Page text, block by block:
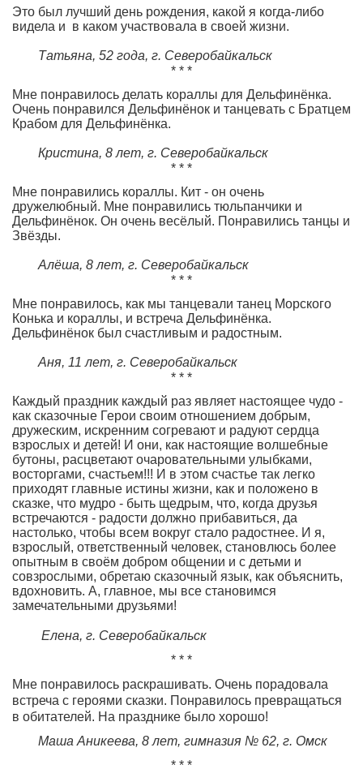
Это был лучший день рождения, какой я когда-либо
видела и в каком участвовала в своей жизни.
Татьяна, 52 года, г. Северобайкальск
* * *
Мне понравилось делать кораллы для Дельфинёнка.
Очень понравился Дельфинёнок и танцевать с Братцем
Крабом для Дельфинёнка.
Кристина, 8 лет, г. Северобайкальск
* * *
Мне понравились кораллы. Кит - он очень
дружелюбный. Мне понравились тюльпанчики и
Дельфинёнок. Он очень весёлый. Понравились танцы и
Звёзды.
Алёша, 8 лет, г. Северобайкальск
* * *
Мне понравилось, как мы танцевали танец Морского
Конька и кораллы, и встреча Дельфинёнка.
Дельфинёнок был счастливым и радостным.
Аня, 11 лет, г. Северобайкальск
* * *
Каждый праздник каждый раз являет настоящее чудо -
как сказочные Герои своим отношением добрым,
дружеским, искренним согревают и радуют сердца
взрослых и детей! И они, как настоящие волшебные
бутоны, расцветают очаровательными улыбками,
восторгами, счастьем!!! И в этом счастье так легко
приходят главные истины жизни, как и положено в
сказке, что мудро - быть щедрым, что, когда друзья
встречаются - радости должно прибавиться, да
настолько, чтобы всем вокруг стало радостнее. И я,
взрослый, ответственный человек, становлюсь более
опытным в своём добром общении и с детьми и
совзрослыми, обретаю сказочный язык, как объяснить,
вдохновить. А, главное, мы все становимся
замечательными друзьями!
Елена, г. Северобайкальск
* * *
Мне понравилось раскрашивать. Очень порадовала
встреча с героями сказки. Понравилось превращаться
в обитателей. На празднике было хорошо!
Маша Аникеева, 8 лет, гимназия № 62, г. Омск
* * *